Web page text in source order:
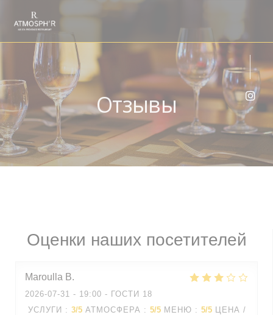
Отзывы
Оценки наших посетителей
Maroulla B
2026-07-31 - 19:00 - ГОСТИ 18
УСЛУГИ : 3/5 АТМОСФЕРА : 5/5 МЕНЮ : 5/5 ЦЕНА /